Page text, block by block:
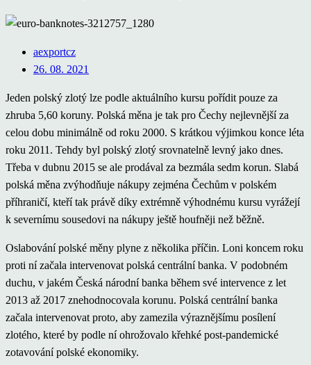
aexportcz
26. 08. 2021
Jeden polský zlotý lze podle aktuálního kursu pořídit pouze za
zhruba 5,60 koruny. Polská měna je tak pro Čechy nejlevnější za
celou dobu minimálně od roku 2000. S krátkou výjimkou konce léta
roku 2011. Tehdy byl polský zlotý srovnatelně levný jako dnes.
Třeba v dubnu 2015 se ale prodával za bezmála sedm korun. Slabá
polská měna zvýhodňuje nákupy zejména Čechům v polském
příhraničí, kteří tak právě díky extrémně výhodnému kursu vyrážejí
k severnímu sousedovi na nákupy ještě houfněji než běžně.
Oslabování polské měny plyne z několika příčin. Loni koncem roku
proti ní začala intervenovat polská centrální banka. V podobném
duchu, v jakém Česká národní banka během své intervence z let
2013 až 2017 znehodnocovala korunu. Polská centrální banka
začala intervenovat proto, aby zamezila výraznějšímu posílení
zlotého, které by podle ní ohrožovalo křehké post-pandemické
zotavování polské ekonomiky.